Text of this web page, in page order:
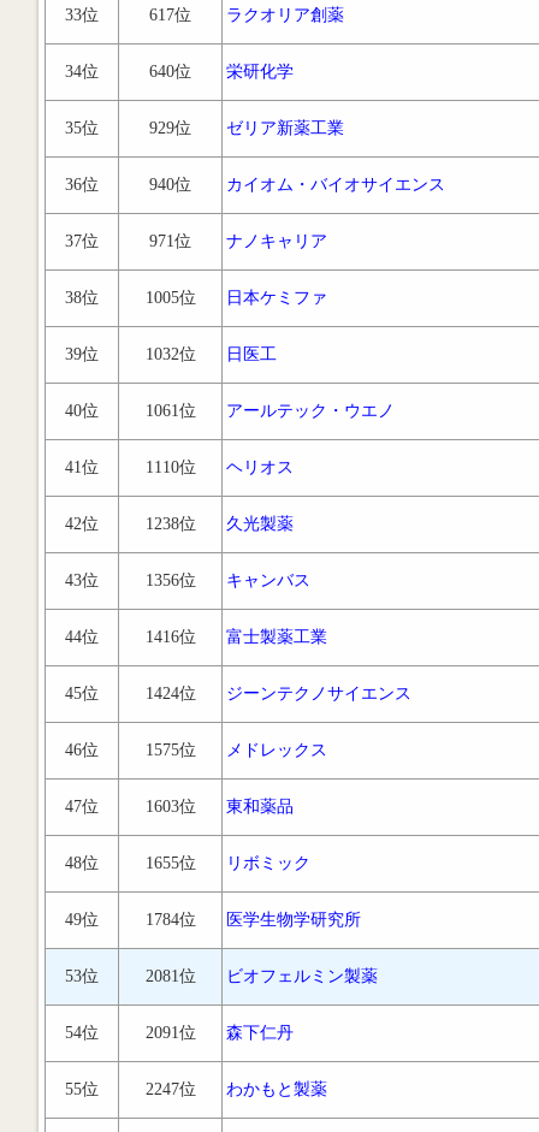
33位 617位 ラクオリア創薬
34位 640位 栄研化学
35位 929位 ゼリア新薬工業
36位 940位 カイオム・バイオサイエンス
37位 971位 ナノキャリア
38位 1005位 日本ケミファ
39位 1032位 日医工
40位 1061位 アールテック・ウエノ
41位 1110位 ヘリオス
42位 1238位 久光製薬
43位 1356位 キャンバス
44位 1416位 富士製薬工業
45位 1424位 ジーンテクノサイエンス
46位 1575位 メドレックス
47位 1603位 東和薬品
48位 1655位 リボミック
49位 1784位 医学生物学研究所
53位 2081位 ビオフェルミン製薬
54位 2091位 森下仁丹
55位 2247位 わかもと製薬